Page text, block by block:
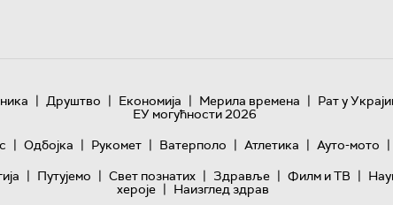
| Друштво | Економија | Мерила времена | Рат у
ЕУ могућности 2026
| Одбојка | Рукомет | Ватерполо | Атлетика | Ауто-мото |
| Путујемо | Свет познатих | Здравље | Филм и ТВ |
хероје | Наизглед здрав